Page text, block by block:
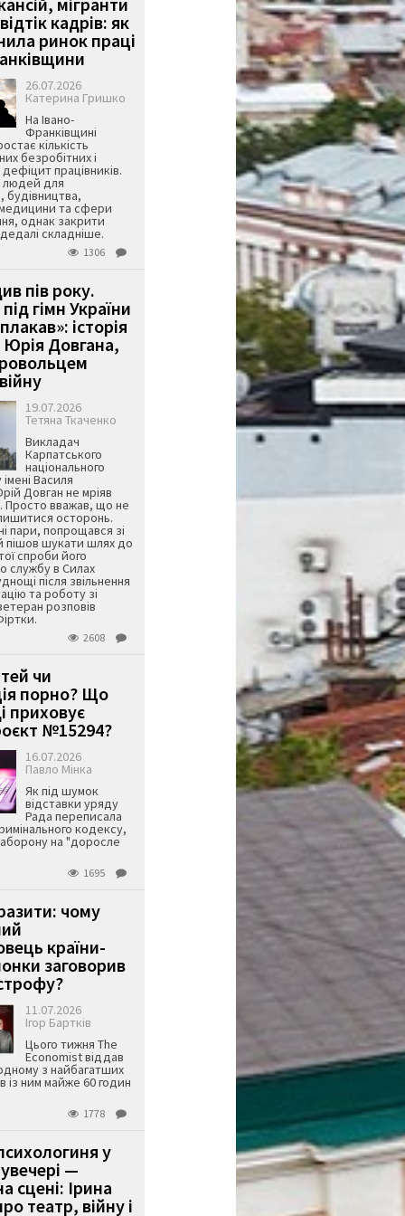
кадрів: як
ринок праці
26.07.2026
Катерина Гришко
На Івано-
Франківщині
кількість
безробітних і
працівників.
людей для
будівництва,
та сфери
однак закрити
дедалі складніше.
1306
пів року.
гімн України
історія
Довгана,
19.07.2026
Тетяна Ткаченко
Викладач
Карпатського
національного
Василя
Довган не мріяв
Просто вважав, що не
осторонь.
пари, попрощався зі
пішов шукати шлях до
спроби його
службу в Силах
після звільнення
та роботу зі
розповів
2608
чи
порно? Що
приховує
№15294?
16.07.2026
Павло Мінка
Як під шумок
відставки уряду
Рада переписала
кодексу,
на "доросле
1695
чому
країни-
заговорив
11.07.2026
Ігор Бартків
Цього тижня The
Economist віддав
з найбагатших
із ним майже 60 годин
1778
у
—
сцені: Ірина
театр, війну і